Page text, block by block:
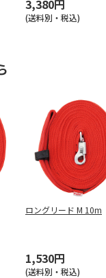
3,380円
(送料別・税込)
ロングリード M 10m
1,530円
(送料別・税込)